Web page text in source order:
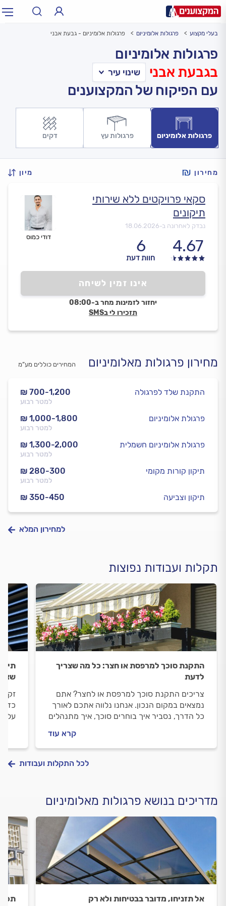
עיר: תל אביב, חיפה…
בעלי מקצוע פרגולות אלומיניום פרגולות אלומיניום - גבעת אבני
פרגולות אלומיניום
בגבעת אבני
עם הפיקוח של המקצוענים
פרגולות אלומיניום פרגולות עץ דקים
מחירון מיון
דודי כמוס
סקאי פרויקטים ללא שירותי
תיקונים
נבדק לאחרונה ב-18.06.2026
4.67
6
חוות דעת
אינו זמין לשיחה
יחזור לזמינות מחר ב-08:00
תזכירו לי בSMS
מחירון פרגולות מאלומיניום המחירים כוללים מע”מ
₪ 700-1,200
למטר רבוע
התקנת שלד לפרגולה
₪ 1,000-1,800
למטר רבוע
פרגולת אלומיניום
₪ 1,300-2,000
למטר רבוע
פרגולת אלומיניום חשמלית
₪ 280-300
למטר רבוע
תיקון קורות מקומי
₪ 350-450 תיקון וצביעה
למחירון המלא
תקלות ועבודות נפוצות
התקנת סוכך למרפסת או חצר: כל מה שצריך
לדעת
צריכים התקנת סוכך למרפסת או לחצר? אתם
נמצאים במקום הנכון. אנחנו נלווה אתכם לאורך
כל הדרך, נסביר איך בוחרים סוכך, איך מתנהלים
קרא עוד
כדי
על
לכל התקלות ועבודות
מדריכים בנושא פרגולות מאלומיניום
אל תזניחו, מדובר בבטיחות ולא רק